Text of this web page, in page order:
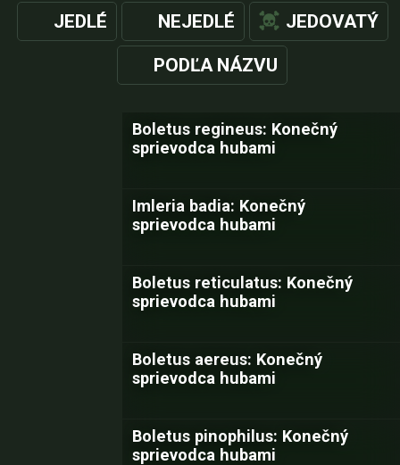
JEDLÉ NEJEDLÉ JEDOVATÝ
PODĽA NÁZVU
Boletus regineus: Konečný
sprievodca hubami
Imleria badia: Konečný
sprievodca hubami
Boletus reticulatus: Konečný
sprievodca hubami
Boletus aereus: Konečný
sprievodca hubami
Boletus pinophilus: Konečný
sprievodca hubami